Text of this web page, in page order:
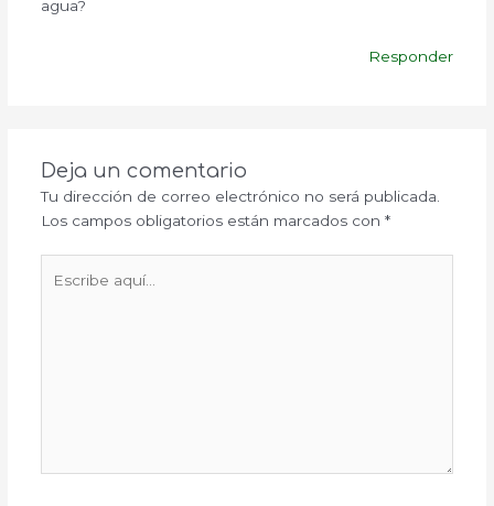
agua?
Responder
Deja un comentario
Tu dirección de correo electrónico no será publicada.
Los campos obligatorios están marcados con *
aquí...